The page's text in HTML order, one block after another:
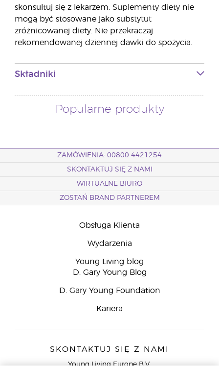
skonsultuj się z lekarzem. Suplementy diety nie
mogą być stosowane jako substytut
zróżnicowanej diety. Nie przekraczaj
rekomendowanej dziennej dawki do spożycia.
Składniki
Popularne produkty
ZAMÓWIENIA: 00800 4421254
SKONTAKTUJ SIĘ Z NAMI
WIRTUALNE BIURO
ZOSTAŃ BRAND PARTNEREM
Obsługa Klienta
Wydarzenia
Young Living blog
D. Gary Young Blog
D. Gary Young Foundation
Kariera
SKONTAKTUJ SIĘ Z NAMI
Young Living Europe B.V.